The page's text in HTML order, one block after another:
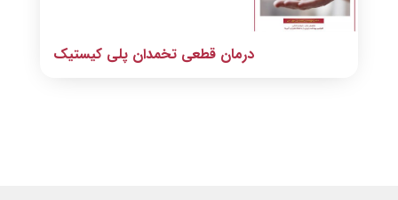
درمان قطعی تخمدان پلی کیستیک